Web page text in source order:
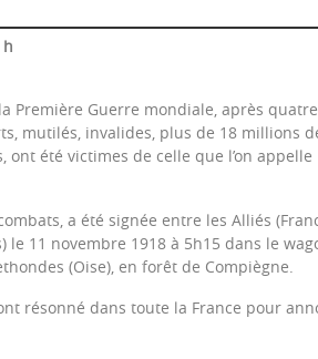
Première Guerre mondiale, après
mutilés, invalides, plus de 18 millions
été victimes de celle que l’on appelle
a été signée entre les Alliés
le 11 novembre 1918 à 5h15 dans le
(Oise), en forêt de Compiègne.
résonné dans toute la France pour